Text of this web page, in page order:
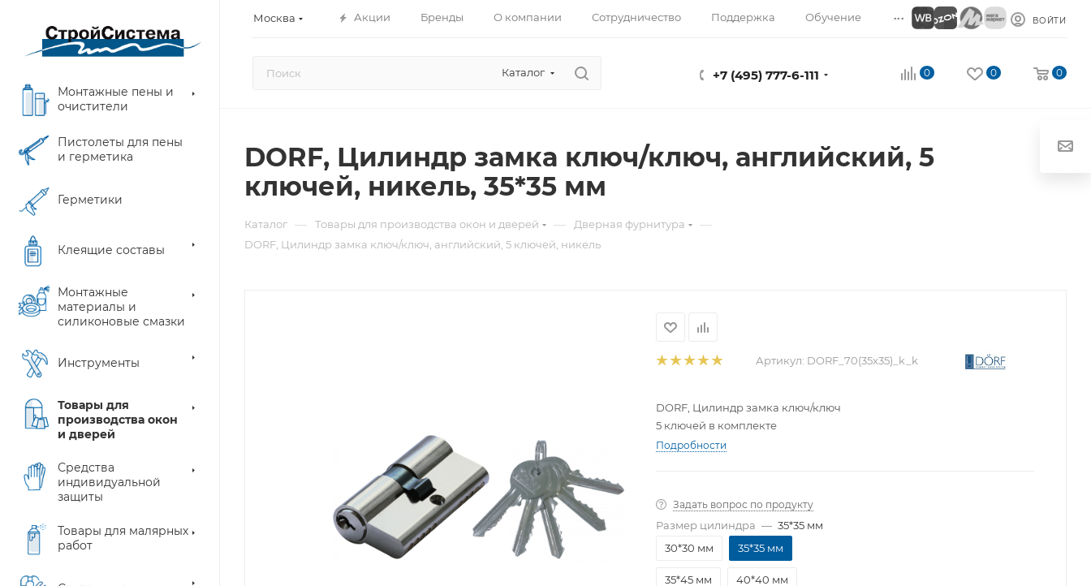
Москва Акции Бренды О компании Сотрудничество Поддержка Обучение ... ВОЙТИ
Каталог +7 (495) 777-6-111 0 0 0
Монтажные пены и
очистители
Пистолеты для пены
и герметика
Герметики
Клеящие составы
Монтажные
материалы и
силиконовые смазки
Инструменты
Товары для
производства окон
и дверей
Средства
индивидуальной
защиты
Товары для малярных
работ
DORF, Цилиндр замка ключ/ключ, английский, 5
ключей, никель, 35*35 мм
Каталог — Товары для производства окон и дверей — Дверная фурнитура —
DORF, Цилиндр замка ключ/ключ, английский, 5 ключей, никель
Артикул: DORF_70(35x35)_k_k
DORF, Цилиндр замка ключ/ключ
5 ключей в комплекте
Подробности
Задать вопрос по продукту
Размер цилиндра — 35*35 мм
30*30 мм
35*35 мм
35*45 мм 40*40 мм